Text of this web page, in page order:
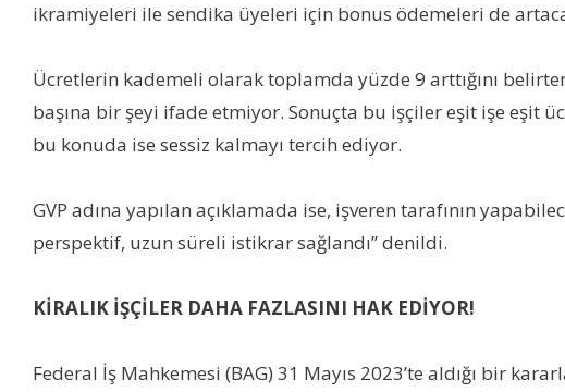
ikramiyeleri ile sendika üyeleri için bonus ödemeleri de
Ücretlerin kademeli olarak toplamda yüzde 9 arttığını
başına bir şeyi ifade etmiyor. Sonuçta bu işçiler eşit işe eşit
bu konuda ise sessiz kalmayı tercih ediyor.
GVP adına yapılan açıklamada ise, işveren tarafının
perspektif, uzun süreli istikrar sağlandı” denildi.
KİRALIK İŞÇİLER DAHA FAZLASINI HAK EDİYOR!
Federal İş Mahkemesi (BAG) 31 Mayıs 2023’te aldığı bir